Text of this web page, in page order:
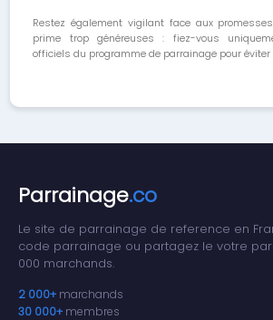
Restez également vigilant face aux
prime trop généreuses : fiez-vous
officiels du programme de parrainage pour éviter
Parrainage.co
Le site de parrainage de reference en
code parrainage ou partagez le votre
000 marchands.
2 000+ marchands
30 000+ membres